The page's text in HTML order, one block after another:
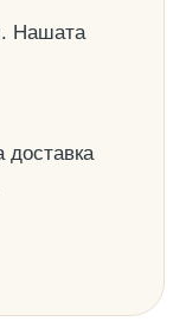
Нашата